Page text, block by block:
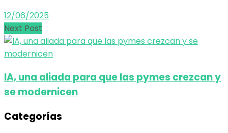
12/06/2025
Next Post
IA, una aliada para que las pymes crezcan y
se modernicen
Categorías